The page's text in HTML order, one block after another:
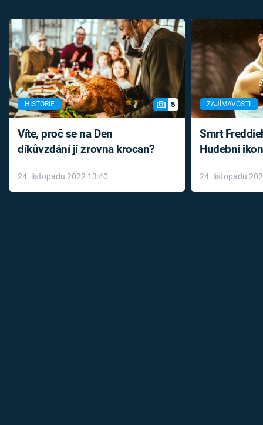
HISTORIE 5
Víte, proč se na Den
díkůvzdání jí zrovna krocan?
24. listopadu 2022 13:40
ZAJÍMAVOSTI
Smrt
Hudební
léky
24. listopadu